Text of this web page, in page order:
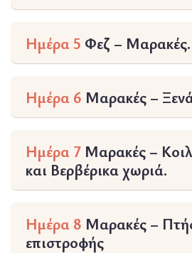
Ημέρα 5 Φεζ – Μαρακές.
Ημέρα 6 Μαρακές –
Ημέρα 7 Μαρακές –
και Βερβέρικα χωριά.
Ημέρα 8 Μαρακές –
επιστροφής